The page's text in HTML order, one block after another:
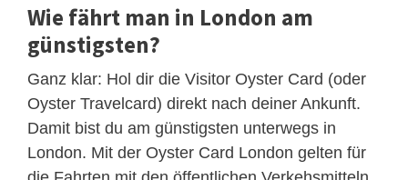
Wie fährt man in London am
günstigsten?
Ganz klar: Hol dir die Visitor Oyster Card (oder
Oyster Travelcard) direkt nach deiner Ankunft.
Damit bist du am günstigsten unterwegs in
London. Mit der Oyster Card London gelten für